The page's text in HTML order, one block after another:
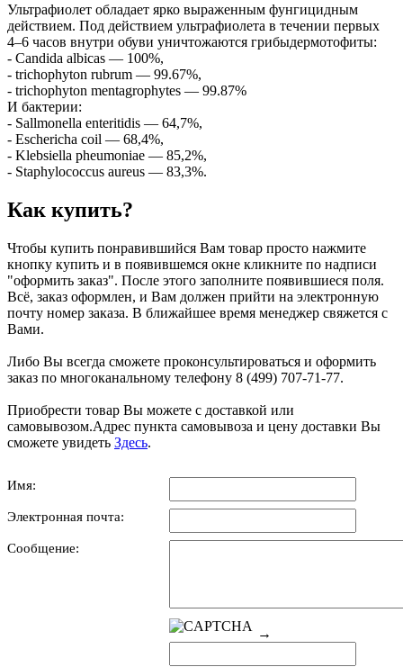
Ультрафиолет обладает ярко выраженным фунгицидным
действием. Под действием ультрафиолета в течении первых
4–6 часов внутри обуви уничтожаются грибыдермотофиты:
- Candida albicas — 100%,
- trichophyton rubrum — 99.67%,
- trichophyton mentagrophytes — 99.87%
И бактерии:
- Sallmonella enteritidis — 64,7%,
- Eschericha coil — 68,4%,
- Klebsiella pheumoniae — 85,2%,
- Staphylococcus aureus — 83,3%.
Как купить?
Чтобы купить понравившийся Вам товар просто нажмите
кнопку купить и в появившемся окне кликните по надписи
"оформить заказ". После этого заполните появившиеся поля.
Всё, заказ оформлен, и Вам должен прийти на электронную
почту номер заказа. В ближайшее время менеджер свяжется с
Вами.
Либо Вы всегда сможете проконсультироваться и оформить
заказ по многоканальному телефону 8 (499) 707-71-77.
Приобрести товар Вы можете с доставкой или
самовывозом.Адрес пункта самовывоза и цену доставки Вы
сможете увидеть Здесь.
Имя:
Электронная почта:
Сообщение:
→